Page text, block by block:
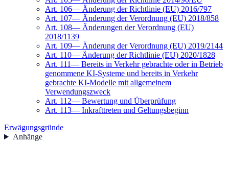
Art. 106— Änderung der Richtlinie (EU) 2016/797
Art. 107— Änderung der Verordnung (EU) 2018/858
Art. 108— Änderungen der Verordnung (EU)
2018/1139
Art. 109— Änderung der Verordnung (EU) 2019/2144
Art. 110— Änderung der Richtlinie (EU) 2020/1828
Art. 111— Bereits in Verkehr gebrachte oder in Betrieb
genommene KI-Systeme und bereits in Verkehr
gebrachte KI-Modelle mit allgemeinem
Verwendungszweck
Art. 112— Bewertung und Überprüfung
Art. 113— Inkrafttreten und Geltungsbeginn
Erwägungsgründe
Anhänge